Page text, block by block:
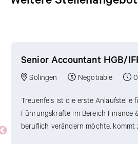
Senior Accountant HGB/
Solingen Negotiable
Treuenfels ist die erste Anlaufstelle
Führungskräfte im Bereich Finance
beruflich verändern möchte, kommt